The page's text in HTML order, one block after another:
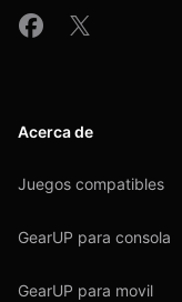
Acerca de
Juegos compatibles
GearUP para consola
GearUP para movil